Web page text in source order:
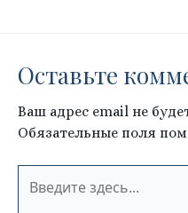
Оставьте
Ваш адрес email не
Обязательные поля
здесь...